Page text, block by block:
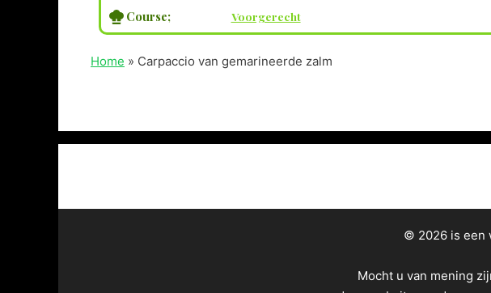
Course; Voorgerecht
Home » Carpaccio van gemarineerde zalm
© 2026 is een
Mocht u van mening